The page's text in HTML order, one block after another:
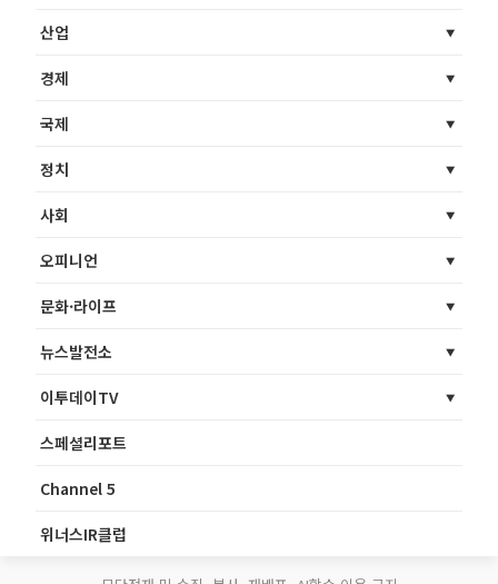
산업
경제
국제
정치
사회
오피니언
문화·라이프
뉴스발전소
이투데이TV
스페셜리포트
Channel 5
위너스IR클럽